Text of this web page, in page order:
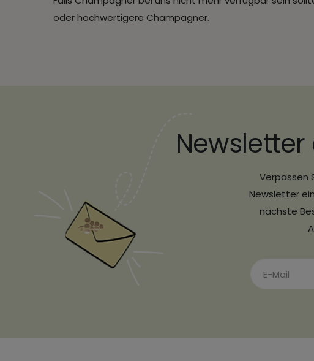
oder hochwertigere Champagner.
Verpassen
Newsletter
nächste